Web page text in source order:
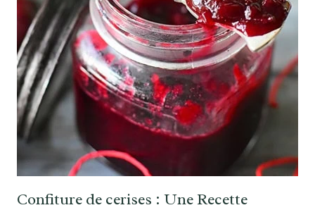
Confiture de cerises : Une Recette